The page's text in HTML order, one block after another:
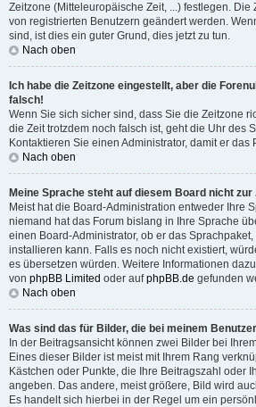
Zeitzone (Mitteleuropäische Zeit, ...) festlegen.
von registrierten Benutzern geändert werden.
sind, ist dies ein guter Grund, dies jetzt zu tun.
Nach oben
Ich habe die Zeitzone eingestellt, aber die
falsch!
Wenn Sie sich sicher sind, dass Sie die Zeitzone
die Zeit trotzdem noch falsch ist, geht die Uhr des
Kontaktieren Sie einen Administrator, damit er
Nach oben
Meine Sprache steht auf diesem Board nicht zur
Meist hat die Board-Administration entweder Ihre
niemand hat das Forum bislang in Ihre Sprache
einen Board-Administrator, ob er das
installieren kann. Falls es noch nicht existiert,
es übersetzen würden. Weitere Informationen
von phpBB Limited oder aufphpBB.de gefunden
Nach oben
Was sind das für Bilder, die bei meinem
In der Beitragsansicht können zwei Bilder bei
Eines dieser Bilder ist meist mit Ihrem Rang
Kästchen oder Punkte, die Ihre Beitragszahl oder
angeben. Das andere, meist größere, Bild wird
Es handelt sich hierbei in der Regel um ein